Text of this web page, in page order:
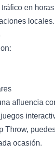
en
afluencia
Throw,
ocasión.